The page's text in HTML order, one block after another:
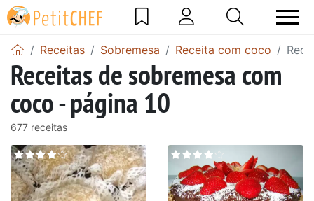
Receitas Sobremesa Receita com coco
Receitas de sobremesa com
coco - página 10
677 receitas